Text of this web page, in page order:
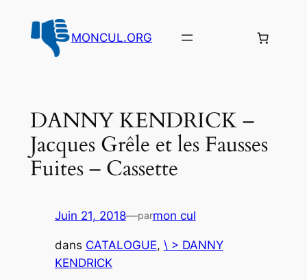
contenu
MONCUL.ORG
DANNY KENDRICK –
Jacques Grêle et les Fausses
Fuites – Cassette
Juin 21, 2018—parmon cul
dans CATALOGUE, \ > DANNY
KENDRICK